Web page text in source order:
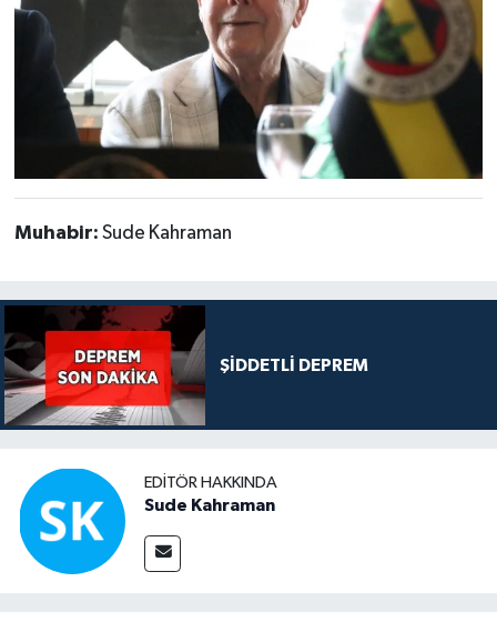
Muhabir: Sude Kahraman
ŞİDDETLİ DEPREM
EDITÖR HAKKINDA
Sude Kahraman